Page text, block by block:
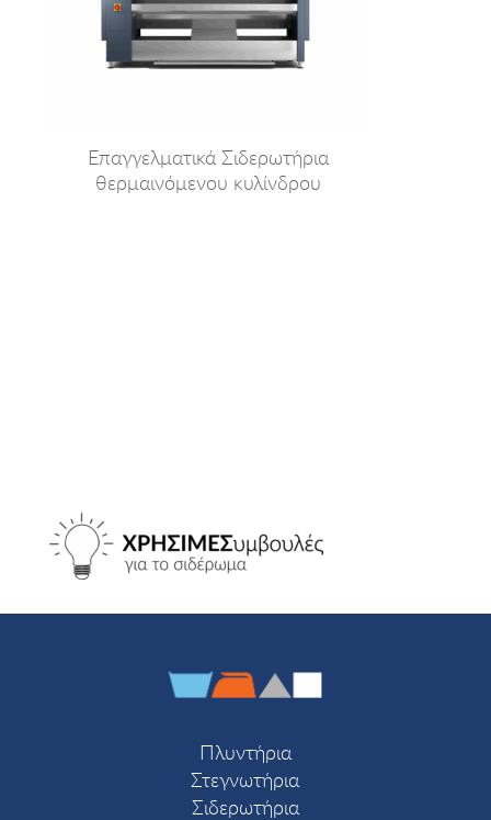
Επαγγελματικά Σιδερωτήρια
θερμαινόμενου κυλίνδρου
Πλυντήρια
Στεγνωτήρια
Σιδερωτήρια